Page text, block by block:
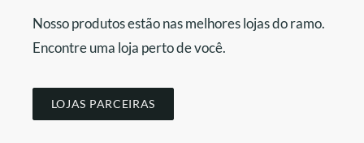
Nosso produtos estão nas melhores lojas do ramo.
Encontre uma loja perto de você.
LOJAS PARCEIRAS